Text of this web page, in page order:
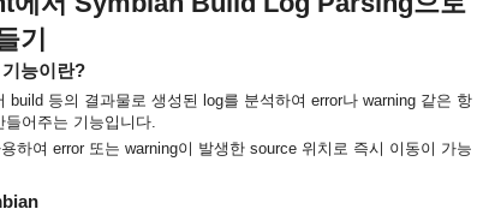
기
능이란?
build 등의 결과물로 생성된 log를 분석하여 error나 warning 같은 항
어주는 기능입니다.
하여 error 또는 warning이 발생한 source 위치로 즉시 이동이 가능